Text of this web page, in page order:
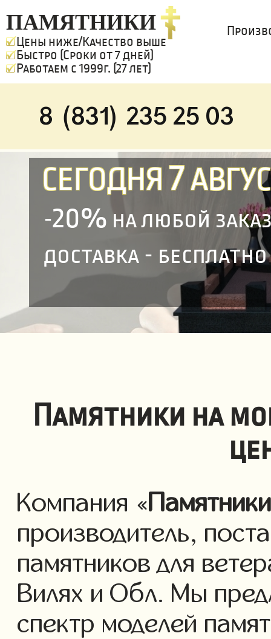
ПАМЯТНИКИ
Цены ниже/Качество выше
Быстро (Сроки от 7 дней)
Работаем с 1999г. (27 лет)
8 (831) 235 25 03
СЕГОДНЯ7
-20% на любой
доставка - бесплатно
Памятники на
Компания «Памятники
производитель,
памятников для
Вилях и Обл. Мы
спектр моделей